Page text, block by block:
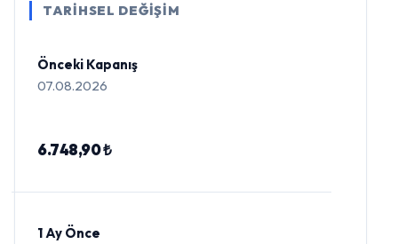
TARİHSEL DEĞİŞİM
Önceki Kapanış
07.08.2026
6.748,90 ₺
1 Ay Önce